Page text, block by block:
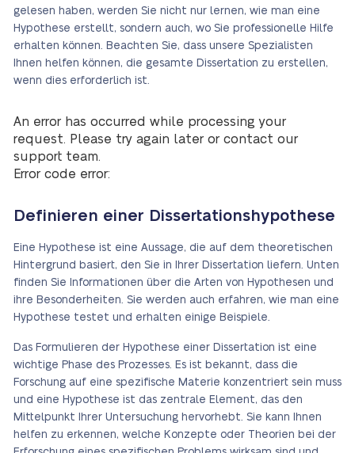
gelesen haben, werden Sie nicht nur lernen, wie man eine
Hypothese erstellt, sondern auch, wo Sie professionelle Hilfe
erhalten können. Beachten Sie, dass unsere Spezialisten
Ihnen helfen können, die gesamte Dissertation zu erstellen,
wenn dies erforderlich ist.
An error has occurred while processing your
request. Please try again later or contact our
support team.
Error code error:
Definieren einer Dissertationshypothese
Eine Hypothese ist eine Aussage, die auf dem theoretischen
Hintergrund basiert, den Sie in Ihrer Dissertation liefern. Unten
finden Sie Informationen über die Arten von Hypothesen und
ihre Besonderheiten. Sie werden auch erfahren, wie man eine
Hypothese testet und erhalten einige Beispiele.
Das Formulieren der Hypothese einer Dissertation ist eine
wichtige Phase des Prozesses. Es ist bekannt, dass die
Forschung auf eine spezifische Materie konzentriert sein muss
und eine Hypothese ist das zentrale Element, das den
Mittelpunkt Ihrer Untersuchung hervorhebt. Sie kann Ihnen
helfen zu erkennen, welche Konzepte oder Theorien bei der